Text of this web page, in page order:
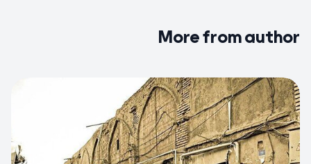
More from author
0